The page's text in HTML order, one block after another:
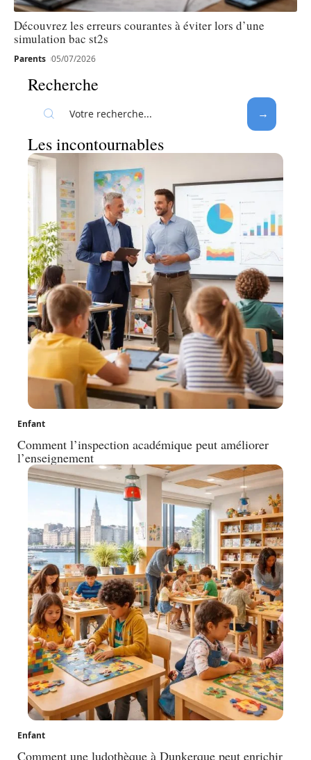
Découvrez les erreurs courantes à éviter lors d’une
simulation bac st2s
Parents 05/07/2026
Recherche
Les incontournables
Enfant
Comment l’inspection académique peut améliorer
l’enseignement
Enfant
Comment une ludothèque à Dunkerque peut enrichir